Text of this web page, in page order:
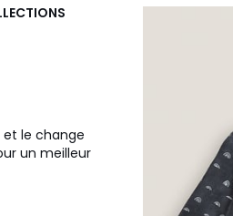
le change
un meilleur